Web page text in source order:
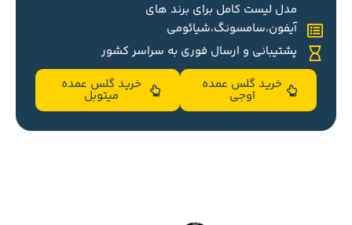
مدل لیست کامل برای برند های
آیفون،سامسونگ،شیائومی
پشتیبانی و ارسال فوری به سراسر کشور
خرید گلس عمده
اوجی
خرید گلس عمده
میتوبل